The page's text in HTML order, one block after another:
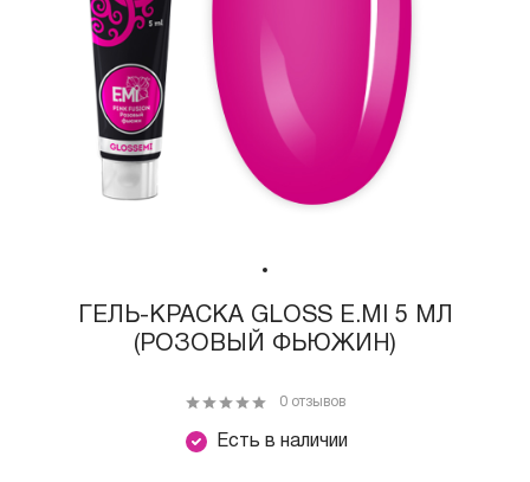
ГЕЛЬ-КРАСКА GLOSS E.MI 5 МЛ
(РОЗОВЫЙ ФЬЮЖИН)
Есть в наличии
0 отзывов